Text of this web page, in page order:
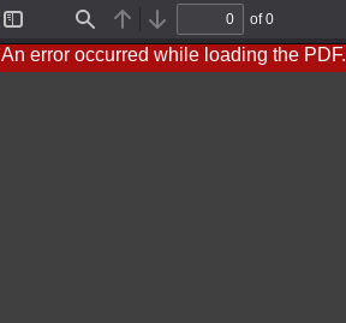
Sidebar
Find Previous
Next
of 0
An error occurred while loading the PDF.